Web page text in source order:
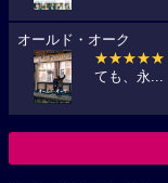
オールド・オーク
★★★★★
ても、永...